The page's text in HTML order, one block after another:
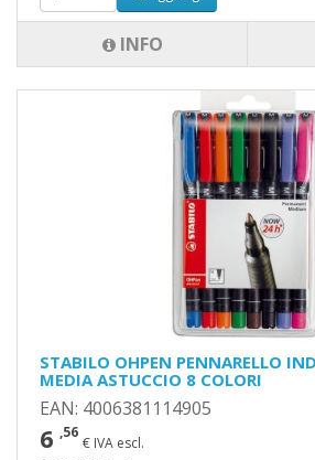
INFO
STABILO OHPEN PENNARELLO
MEDIA ASTUCCIO 8 COLORI
EAN: 4006381114905
6 ,56
€ IVA escl.